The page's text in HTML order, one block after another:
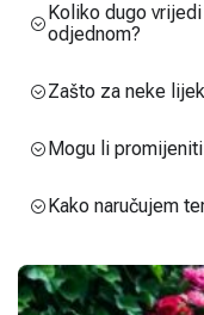
Koliko dugo
odjednom?
Zašto za neke
Mogu li
Kako naručujem